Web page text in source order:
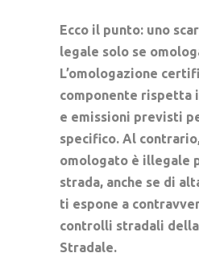
Ecco il punto: uno
legale solo se
L’omologazione
componente rispetta
e emissioni previsti
specifico. Al
omologato è illegale
strada, anche se di
ti espone a
controlli stradali della
Stradale.